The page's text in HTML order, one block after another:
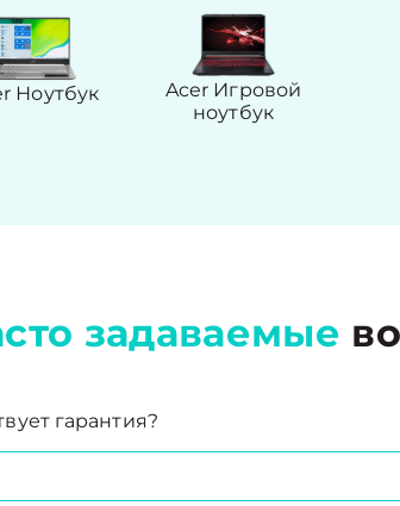
Ноутбук
Acer Игровой
ноутбук
задаваемые
гарантия?